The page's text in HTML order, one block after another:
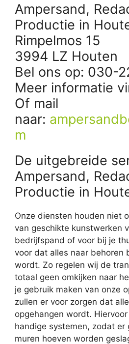
Ampersand,
Productie in
Rimpelmos 15
3994 LZ Houten
Bel ons op: 030-
Meer informatie
Of mail
naar:
m
De uitgebreide
Ampersand,
Productie in
Onze diensten houden niet
van geschikte kunstwerken
bedrijfspand of voor bij je
voor dat alles naar behoren
wordt. Zo regelen wij de
totaal geen omkijken naar
je gebruik maken van onze
zullen er voor zorgen dat
opgehangen wordt.
handige systemen, zodat er
muren hoeven worden